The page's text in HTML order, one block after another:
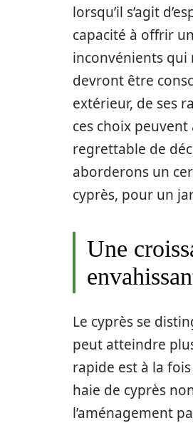
lorsqu’il s’agit
capacité à offrir
inconvénients qui
devront être
extérieur, de ses
ces choix
regrettable de
aborderons un
cyprès, pour un
Une
Le cyprès se
peut atteindre
rapide est à la
haie de cyprès
l’aménagement